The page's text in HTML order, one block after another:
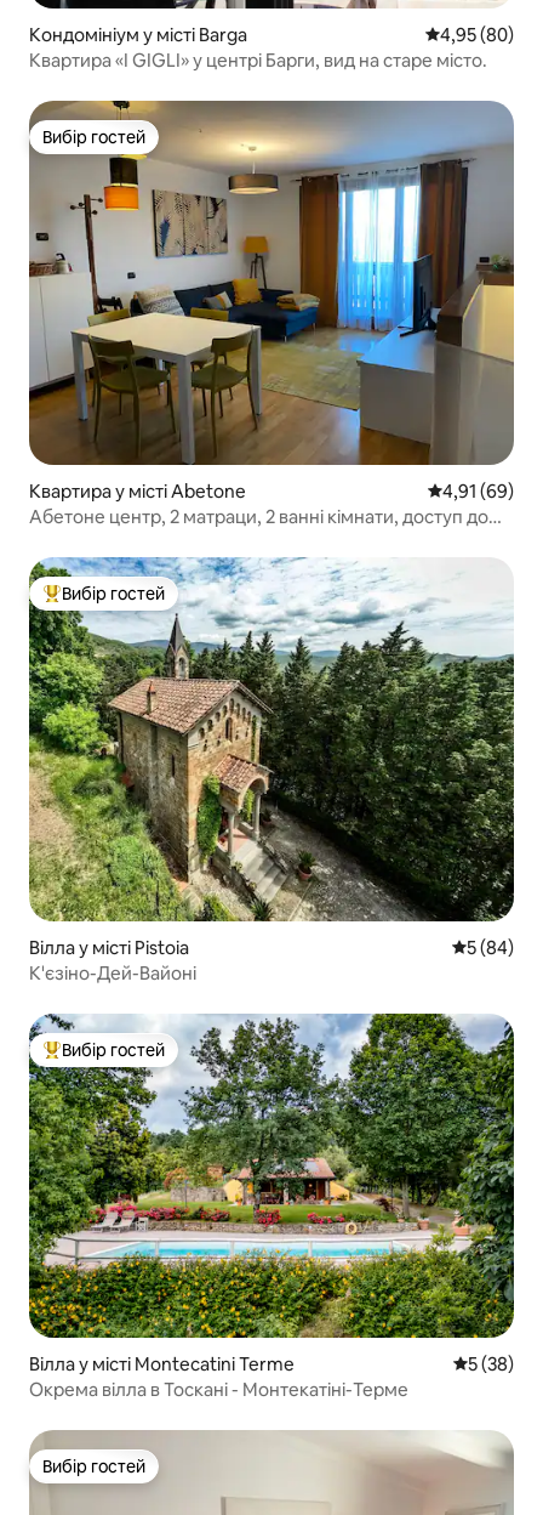
Кондомініум у місті Barga Середня
4,95 (80)
Квартира «I GIGLI» у центрі Барги, вид на старе місто.
Вибір гостей
Вибір гостей
Квартира у місті Abetone Середня
4,91 (69)
Абетоне центр, 2 матраци, 2 ванні кімнати, доступ до
Топ вибір гостей
Вибір гостей
Вілла у місті Pistoia Середня
5 (84)
К'єзіно-Дей-Вайоні
Топ вибір гостей
Вибір гостей
Вілла у місті Montecatini Terme Середня
5 (38)
Окрема вілла в Тоскані - Монтекатіні-Терме
Вибір гостей
Вибір гостей